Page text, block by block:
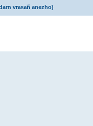
vrasañ anezho)